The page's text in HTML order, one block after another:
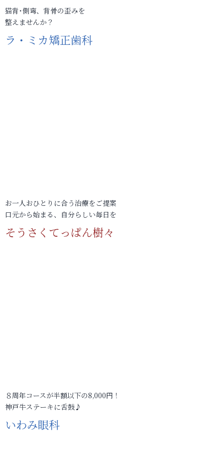
猫背･側弯、背骨の歪みを
整えませんか？
ラ・ミカ矯正歯科
お一人おひとりに合う治療をご提案
口元から始まる、自分らしい毎日を
そうさくてっぱん樹々
８周年コースが半額以下の8,000円！
神戸牛ステーキに舌鼓♪
いわみ眼科